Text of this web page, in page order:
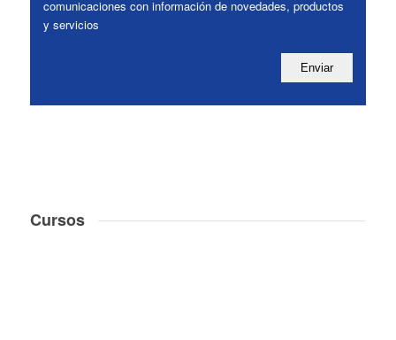
comunicaciones con información de novedades, productos
y servicios
Cursos